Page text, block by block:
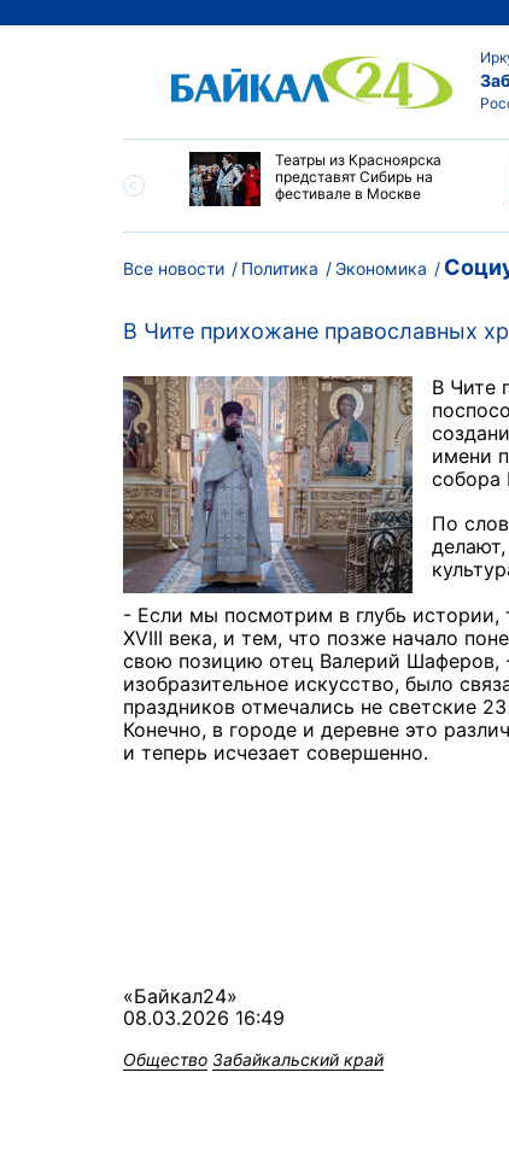
Алтайского края
и многолетний
Театры из Красноярска
представят Сибирь на
фестивале в Москве
Все новости Политика Экономика
В Чите прихожане православных
В Чите
имени
собора
По
- Если мы посмотрим в глубь
XVIII века, и тем, что позже начало
свою позицию отец Валерий Шаферов,
изобразительное искусство, было
праздников отмечались не светские
Конечно, в городе и деревне это
и теперь исчезает совершенно.
«Байкал24»
08.03.2026 16:49
Общество Забайкальский край